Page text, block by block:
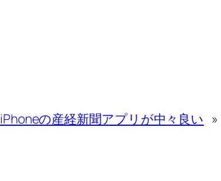
iPhoneの産経新聞アプリが中々良い »